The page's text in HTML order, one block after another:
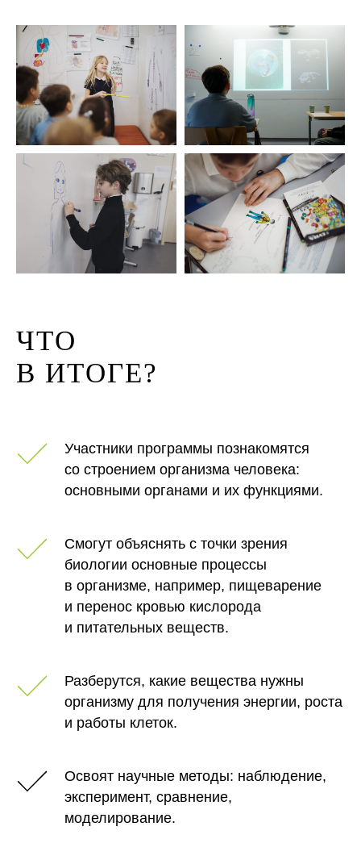
ЧТО
В ИТОГЕ?
Участники программы познакомятся
со строением организма человека:
основными органами и их функциями.
Смогут объяснять с точки зрения
биологии основные процессы
в организме, например, пищеварение
и перенос кровью кислорода
и питательных веществ.
Разберутся, какие вещества нужны
организму для получения энергии, роста
и работы клеток.
Освоят научные методы: наблюдение,
эксперимент, сравнение,
моделирование.